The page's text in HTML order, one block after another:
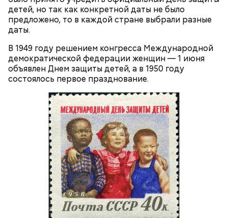
детей, но так как конкретной даты не было
предложено, то в каждой стране выбрали разные
даты.
В 1949 году решением конгресса Международной
демократической федерации женщин — 1 июня
объявлен Днем защиты детей, а в 1950 году
состоялось первое празднование.
Уберут отеки и улучшат зрение:
диетолог Соломатина рассказала
Кабачки, тушеные с курицей
Как приготовить домашний
Эндокринолог Куликова
объяснила, в чем заключается
Фото: Shutterstock
ориентироваться на запах: